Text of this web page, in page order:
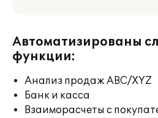
Автоматизированы
функции:
Анализ продаж ABC/XYZ
Банк и касса
Взаиморасчеты с